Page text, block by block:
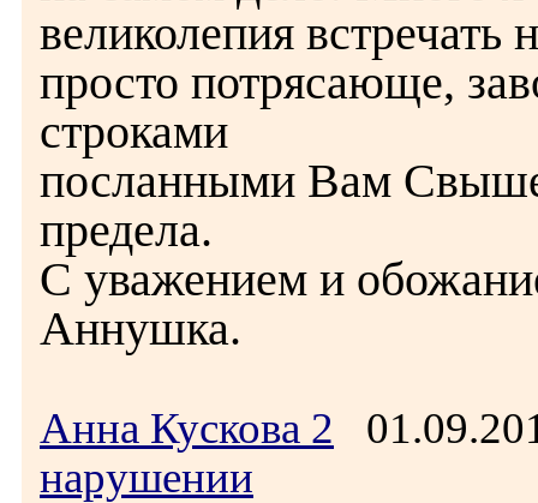
великолепия
просто потрясающе,
строками
посланными Вам
предела.
С уважением и
Аннушка.
Анна Кускова 2
нарушении